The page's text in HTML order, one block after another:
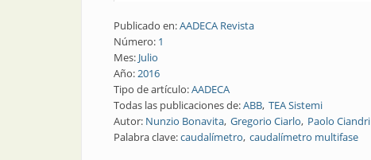
Publicado en:AADECA Revista
Número: 1
Mes: Julio
Año:2016
Tipo de artículo:AADECA
Todas las publicaciones de:ABB TEA Sistemi
Autor: Nunzio Bonavita Gregorio Ciarlo Paolo Ciandri
Palabra clave:caudalímetro caudalímetro multifase